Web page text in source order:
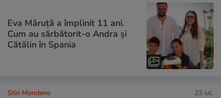
Eva Măruță a împlinit 11 ani.
Cum au sărbătorit-o Andra și
Cătălin în Spania
Stiri Mondene 23 iul.